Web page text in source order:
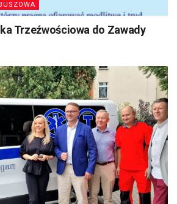
Trzeźwościowa do Zawady